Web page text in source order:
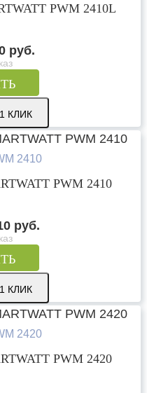
PWM 2410L
руб.
КЛИК
2410
PWM 2410
руб.
КЛИК
2420
PWM 2420